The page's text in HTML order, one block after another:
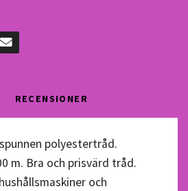
RECENSIONER
polyestertråd.
m. Bra och prisvärd tråd.
och